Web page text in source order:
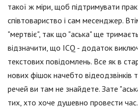
такої ж міри, щоб підтримувати
співтовариство і сам месенджер.
"мертвіє", так що "аська" ще
відзначити, що ICQ - додаток
текстових повідомлень. Все як в
нових фішок начебто відеодзвінків
речей ви там не знайдете. Зате
тих, хто хоче душевно провести